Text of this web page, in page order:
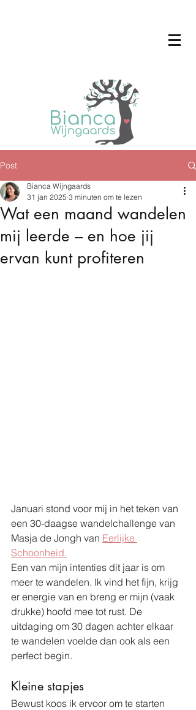
Post
Wat een maand wandelen
mij leerde – en hoe jij
ervan kunt profiteren
Bianca Wijngaards
31 jan 2025 3 minuten om te lezen
Januari stond voor mij in het teken van
een 30-daagse wandelchallenge van
Masja de Jongh van Eerlijke
Schoonheid.
Een van mijn intenties dit jaar is om
meer te wandelen. Ik vind het fijn, krijg
er energie van en breng er mijn (vaak
drukke) hoofd mee tot rust. De
uitdaging om 30 dagen achter elkaar
te wandelen voelde dan ook als een
perfect begin.
Kleine stapjes
Bewust koos ik ervoor om te starten